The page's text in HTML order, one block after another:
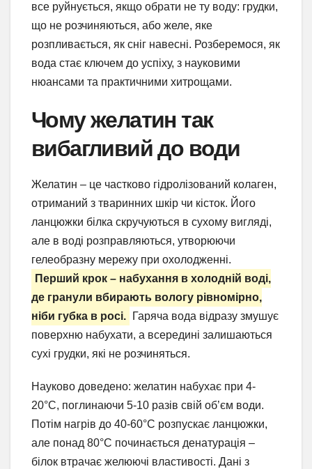
все руйнується, якщо обрати не ту воду: грудки,
що не розчиняються, або желе, яке
розпливається, як сніг навесні. Розберемося, як
вода стає ключем до успіху, з науковими
нюансами та практичними хитрощами.
Чому желатин так
вибагливий до води
Желатин – це частково гідролізований колаген,
отриманий з тваринних шкір чи кісток. Його
ланцюжки білка скручуються в сухому вигляді,
але в воді розправляються, утворюючи
гелеобразну мережу при охолодженні.
Перший крок – набухання в холодній воді,
де гранули вбирають вологу рівномірно,
ніби губка в росі.
Гаряча вода відразу змушує
поверхню набухати, а всередині залишаються
сухі грудки, які не розчиняться.
Науково доведено: желатин набухає при 4-
20°C, поглинаючи 5-10 разів свій об’єм води.
Потім нагрів до 40-60°C розпускає ланцюжки,
але понад 80°C починається денатурація –
білок втрачає желюючі властивості. Дані з